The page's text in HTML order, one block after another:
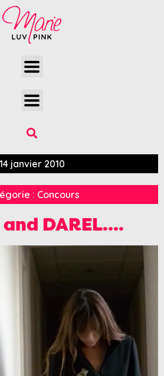
14 janvier 2010
: Concours
and DAREL….